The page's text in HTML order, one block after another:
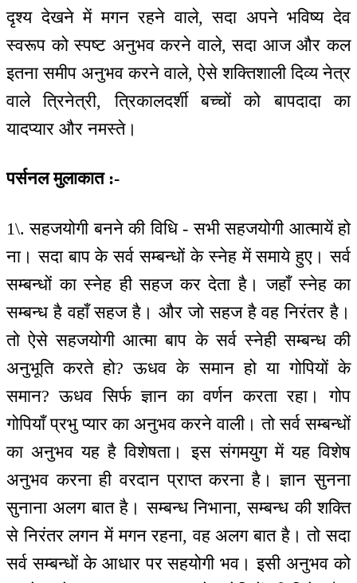
दृश्य देखने में मगन रहने वाले, सदा अपने भविष्य देव
स्वरूप को स्पष्ट अनुभव करने वाले, सदा आज और कल
इतना समीप अनुभव करने वाले, ऐसे शक्तिशाली दिव्य नेत्र
वाले त्रिनेत्री, त्रिकालदर्शी बच्चों को बापदादा का
यादप्यार और नमस्ते।
पर्सनल मुलाकात :-
1\. सहजयोगी बनने की विधि - सभी सहजयोगी आत्मायें हो
ना। सदा बाप के सर्व सम्बन्धों के स्नेह में समाये हुए। सर्व
सम्बन्धों का स्नेह ही सहज कर देता है। जहाँ स्नेह का
सम्बन्ध है वहाँ सहज है। और जो सहज है वह निरंतर है।
तो ऐसे सहजयोगी आत्मा बाप के सर्व स्नेही सम्बन्ध की
अनुभूति करते हो? ऊधव के समान हो या गोपियों के
समान? ऊधव सिर्फ ज्ञान का वर्णन करता रहा। गोप
गोपियाँ प्रभु प्यार का अनुभव करने वाली। तो सर्व सम्बन्धों
का अनुभव यह है विशेषता। इस संगमयुग में यह विशेष
अनुभव करना ही वरदान प्राप्त करना है। ज्ञान सुनना
सुनाना अलग बात है। सम्बन्ध निभाना, सम्बन्ध की शक्ति
से निरंतर लगन में मगन रहना, वह अलग बात है। तो सदा
सर्व सम्बन्धों के आधार पर सहयोगी भव। इसी अनुभव को